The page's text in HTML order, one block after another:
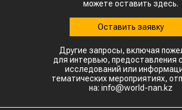
можете оставить здесь.
Оставить заявку
Другие запросы, включая
для интервью, предоставления
исследований или
тематических мероприятиях,
на: info@world-nan.kz